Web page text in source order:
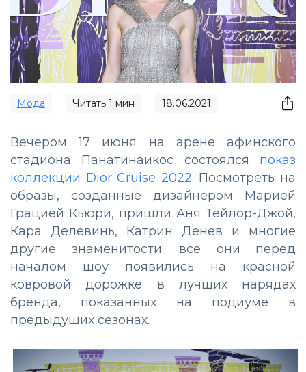
Мода Читать 1 мин 18.06.2021
Вечером 17 июня на арене афинского
стадиона Панатинаикос состоялся показ
коллекции Dior Cruise 2022. Посмотреть на
образы, созданные дизайнером Марией
Грацией Кьюри, пришли Аня Тейлор-Джой,
Кара Делевинь, Катрин Денев и многие
другие знаменитости: все они перед
началом шоу появились на красной
ковровой дорожке в лучших нарядах
бренда, показанных на подиуме в
предыдущих сезонах.